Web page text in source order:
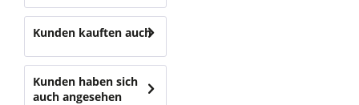
Kunden kauften auch
Kunden haben sich
auch angesehen